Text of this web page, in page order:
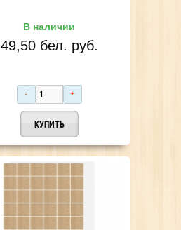
В наличии
49,50 бел. руб.